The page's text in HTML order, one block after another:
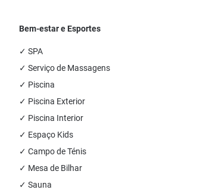
Bem-estar e Esportes
✓ SPA
✓ Serviço de Massagens
✓ Piscina
✓ Piscina Exterior
✓ Piscina Interior
✓ Espaço Kids
✓ Campo de Ténis
✓ Mesa de Bilhar
✓ Sauna